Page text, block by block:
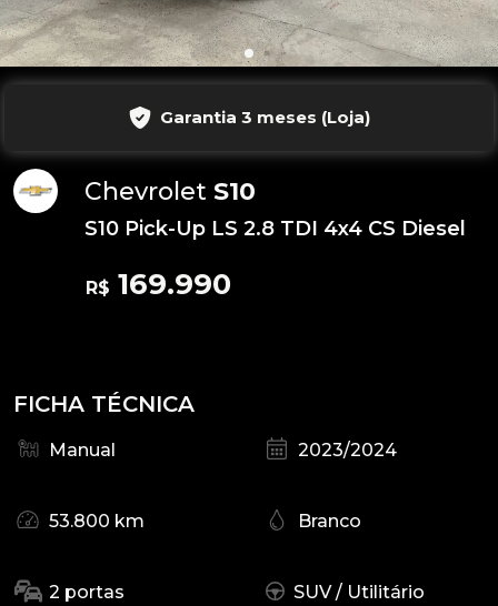
Garantia 3 meses (Loja)
Chevrolet S10
S10 Pick-Up LS 2.8 TDI 4x4 CS Diesel
R$ 169.990
FICHA TÉCNICA
Manual 2023/2024
53.800 km Branco
2 portas
SUV / Utilitário